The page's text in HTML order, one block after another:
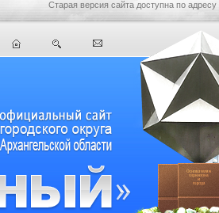
Старая версия сайта доступна по адресу